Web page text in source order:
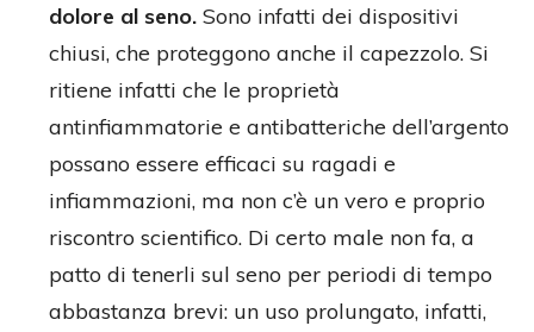
dolore al seno. Sono infatti dei dispositivi
chiusi, che proteggono anche il capezzolo. Si
ritiene infatti che le proprietà
antinfiammatorie e antibatteriche dell’argento
possano essere efficaci su ragadi e
infiammazioni, ma non c’è un vero e proprio
riscontro scientifico. Di certo male non fa, a
patto di tenerli sul seno per periodi di tempo
abbastanza brevi: un uso prolungato, infatti,